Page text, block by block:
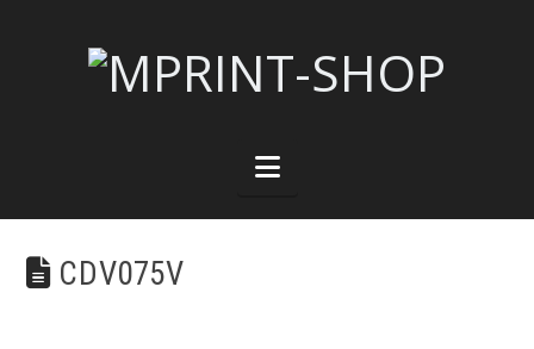
Navigation
CDV075V